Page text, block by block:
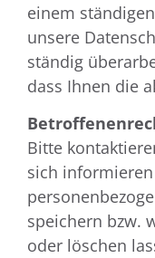
einem
unsere
ständig
dass Ihnen die
Bitte
sich
speichern bzw.
oder löschen